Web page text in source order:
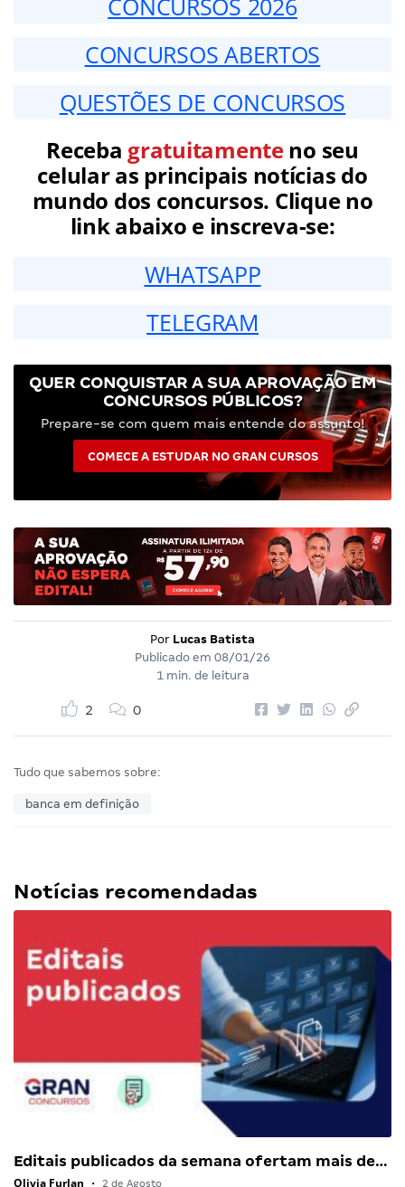
CONCURSOS 2026
CONCURSOS ABERTOS
QUESTÕES DE CONCURSOS
Receba gratuitamenteno seu
celular as principais notícias do
mundo dos concursos. Clique no
link abaixo e inscreva-se:
WHATSAPP
TELEGRAM
QUER CONQUISTAR A SUA APROVAÇÃO EM
CONCURSOS PÚBLICOS?
Prepare-se com quem mais entende do assunto!
COMECE A ESTUDAR NO GRAN CURSOS
Por Lucas Batista
Publicado em 08/01/26
1 min. de leitura
2 0
Tudo que sabemos sobre:
banca em definição
Notícias recomendadas
Editais publicados da semana ofertam mais de…
Olivia Furlan • 2 de Agosto